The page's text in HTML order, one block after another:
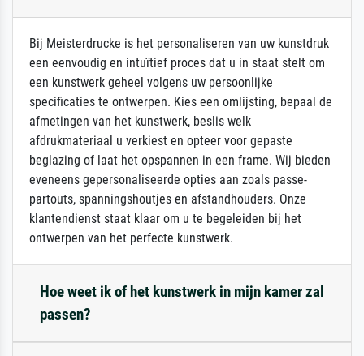
Bij Meisterdrucke is het personaliseren van uw kunstdruk
een eenvoudig en intuïtief proces dat u in staat stelt om
een kunstwerk geheel volgens uw persoonlijke
specificaties te ontwerpen. Kies een omlijsting, bepaal de
afmetingen van het kunstwerk, beslis welk
afdrukmateriaal u verkiest en opteer voor gepaste
beglazing of laat het opspannen in een frame. Wij bieden
eveneens gepersonaliseerde opties aan zoals passe-
partouts, spanningshoutjes en afstandhouders. Onze
klantendienst staat klaar om u te begeleiden bij het
ontwerpen van het perfecte kunstwerk.
Hoe weet ik of het kunstwerk in mijn kamer zal
passen?